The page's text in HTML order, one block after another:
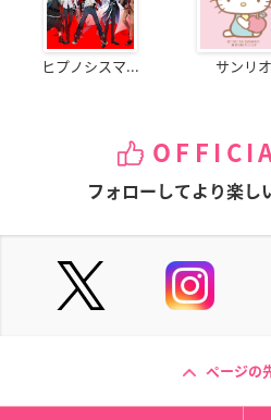
ヒプノシスマ... サンリオ
フォローしてより楽し
ページの